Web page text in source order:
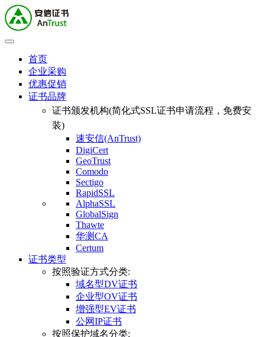
首页
企业采购
优惠促销
证书品牌
证书颁发机构(简化式SSL证书申请流程，免费安
装)
速安信(AnTrust)
DigiCert
GeoTrust
Comodo
Sectigo
RapidSSL
AlphaSSL
GlobalSign
Thawte
华测CA
Certum
证书类型
按照验证方式分类:
域名型DV证书
企业型OV证书
增强型EV证书
公网IP证书
按照保护域名分类: